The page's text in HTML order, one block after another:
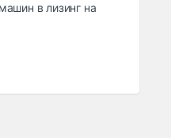
в лизинг на